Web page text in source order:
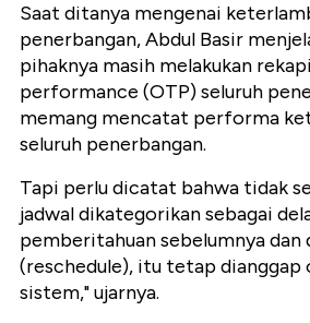
Saat ditanya mengenai
penerbangan, Abdul Basir
pihaknya masih melakukan
performance (OTP) seluruh
memang mencatat performa
seluruh penerbangan.
Tapi perlu dicatat bahwa tidak
jadwal dikategorikan sebagai
pemberitahuan sebelumnya dan
(reschedule), itu tetap dianggap
sistem," ujarnya.